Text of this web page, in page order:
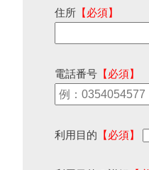
住所 【必須】
電話番号 【必須】
利用目的 【必須】